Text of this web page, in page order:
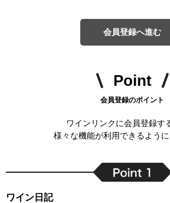
会員登録へ進む
Point
会員登録のポイント
ワインリンクに会員登録す
様々な機能が利用できるように
ワイン日記